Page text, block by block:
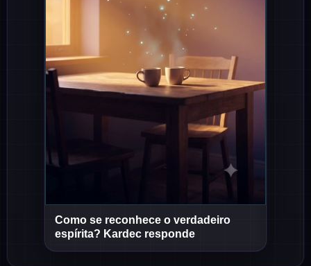
Short Short
Como se reconhece o verdadeiro
espírita? Kardec responde